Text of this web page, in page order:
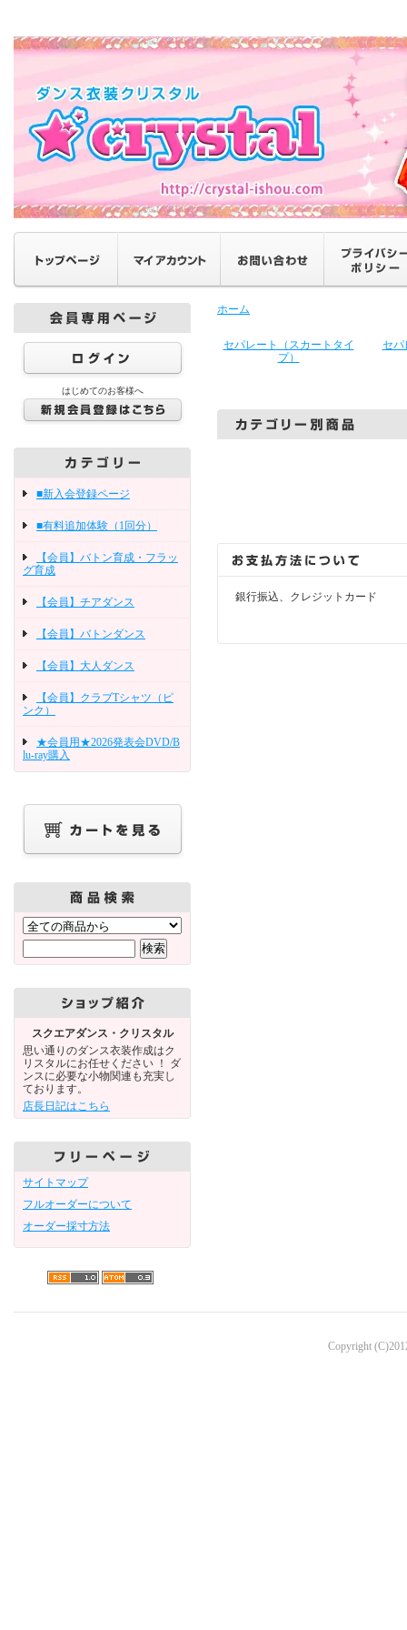
はじめてのお客様へ
■新入会登録ページ
■有料追加体験（1回分）
【会員】バトン育成・フラッ
グ育成
【会員】チアダンス
【会員】バトンダンス
【会員】大人ダンス
【会員】クラブTシャツ（ピ
ンク）
★会員用★2026発表会DVD/B
lu-ray購入
スクエアダンス・クリスタル
思い通りのダンス衣装作成はク
リスタルにお任せください ！ ダ
ンスに必要な小物関連も充実し
ております。
店長日記はこちら
サイトマップ
フルオーダーについて
オーダー採寸方法
ホーム
セパレート（スカートタイ
プ）
セパ
銀行振込、クレジットカード
Copyright